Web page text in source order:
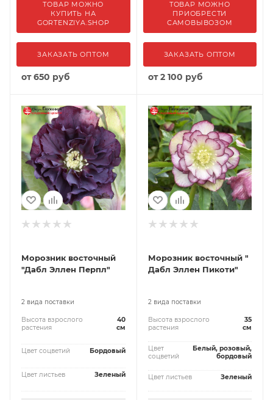
ТОВАР МОЖНО
КУПИТЬ НА
GORTENZIYA.SHOP
ЗАКАЗАТЬ ОПТОМ
от650 руб
ТОВАР МОЖНО
ПРИОБРЕСТИ
САМОВЫВОЗОМ
ЗАКАЗАТЬ ОПТОМ
от2 100 руб
Морозник восточный
"Дабл Эллен Перпл"
2 вида поставки
Высота взрослого
растения
40
см
Цвет соцветий Бордовый
Цвет листьев Зеленый
Морозник восточный "
Дабл Эллен Пикоти"
2 вида поставки
Высота взрослого
растения
35
см
Цвет
соцветий
Белый, розовый,
бордовый
Цвет листьев Зеленый